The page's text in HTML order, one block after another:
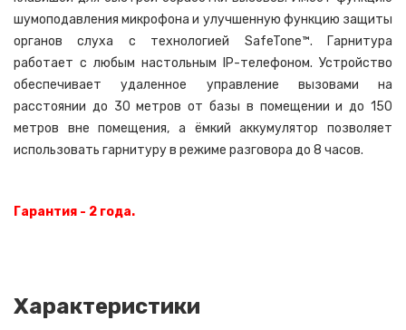
шумоподавления микрофона и улучшенную функцию защиты
органов слуха с технологией SafeTone™. Гарнитура
работает с любым настольным IP-телефоном. Устройство
обеспечивает удаленное управление вызовами на
расстоянии до 30 метров от базы в помещении и до 150
метров вне помещения, а ёмкий аккумулятор позволяет
использовать гарнитуру в режиме разговора до 8 часов.
Гарантия - 2 года.
Характеристики